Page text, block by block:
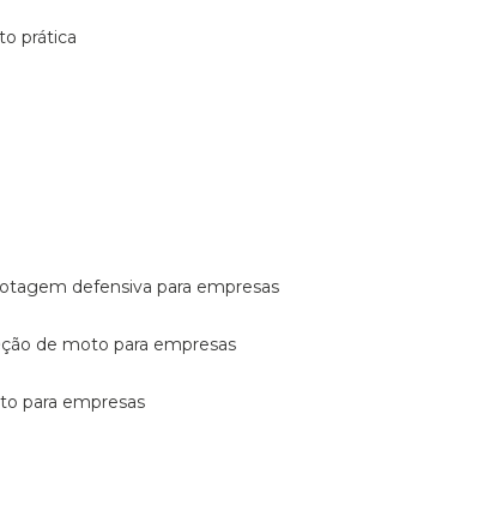
prática
defensiva para empresas
de moto para empresas
para empresas